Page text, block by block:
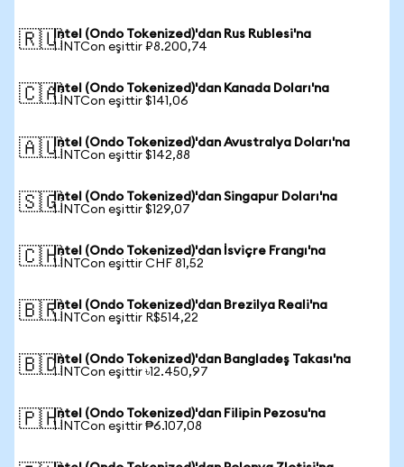
🇷🇺Intel (Ondo Tokenized)'dan Rus Rublesi'na
1 INTCon eşittir ₽8.200,74
🇨🇦Intel (Ondo Tokenized)'dan Kanada Doları'na
1 INTCon eşittir $141,06
🇦🇺Intel (Ondo Tokenized)'dan Avustralya Doları'na
1 INTCon eşittir $142,88
🇸🇬Intel (Ondo Tokenized)'dan Singapur Doları'na
1 INTCon eşittir $129,07
🇨🇭Intel (Ondo Tokenized)'dan İsviçre Frangı'na
1 INTCon eşittir CHF 81,52
🇧🇷Intel (Ondo Tokenized)'dan Brezilya Reali'na
1 INTCon eşittir R$514,22
🇧🇩Intel (Ondo Tokenized)'dan Bangladeş Takası'na
1 INTCon eşittir ৳12.450,97
🇵🇭Intel (Ondo Tokenized)'dan Filipin Pezosu'na
1 INTCon eşittir ₱6.107,08